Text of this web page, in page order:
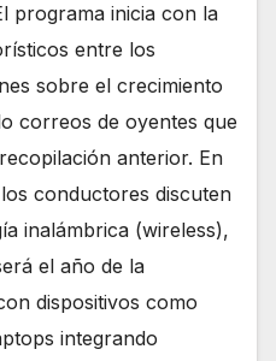
programa inicia con la
entre los
sobre el crecimiento
correos de oyentes que
anterior. En
conductores discuten
inalámbrica (wireless),
el año de la
dispositivos como
integrando